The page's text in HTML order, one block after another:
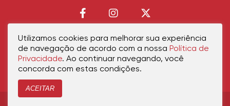
Início Política de Privacidade Política de Cookies Contato
Utilizamos cookies para melhorar sua experiência
de navegação de acordo com a nossa Política de
Privacidade. Ao continuar navegando, você
concorda com estas condições.
ACEITAR